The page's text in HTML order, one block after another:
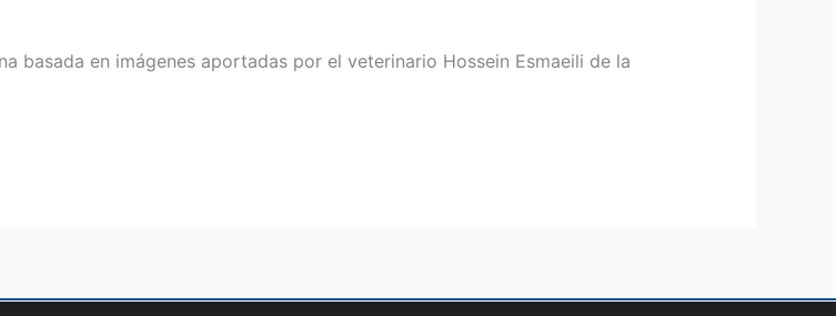
basada en imágenes aportadas por el veterinario Hossein Esmaeili de la